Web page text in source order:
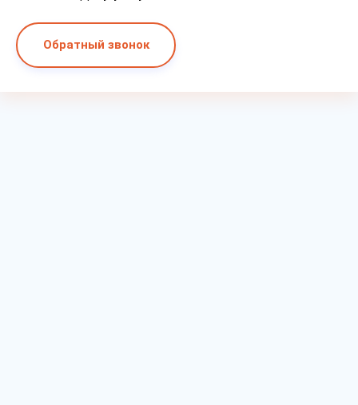
Обратный звонок